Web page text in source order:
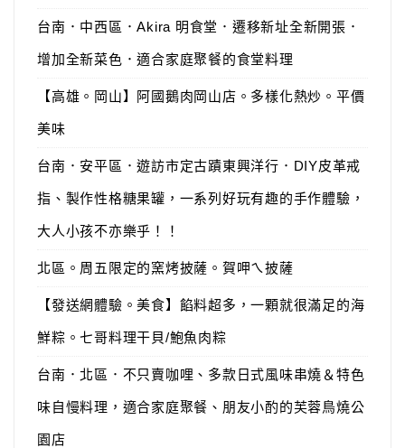
台南．中西區．Akira 明食堂．遷移新址全新開張．
增加全新菜色．適合家庭聚餐的食堂料理
【高雄。岡山】阿國鵝肉岡山店。多樣化熱炒。平價
美味
台南．安平區．遊訪市定古蹟東興洋行．DIY皮革戒
指、製作性格糖果罐，一系列好玩有趣的手作體驗，
大人小孩不亦樂乎！！
北區。周五限定的窯烤披薩。賀呷ㄟ披薩
【發送網體驗。美食】餡料超多，一顆就很滿足的海
鮮粽。七哥料理干貝/鮑魚肉粽
台南．北區．不只賣咖哩、多款日式風味串燒＆特色
味自慢料理，適合家庭聚餐、朋友小酌的芙蓉鳥燒公
園店